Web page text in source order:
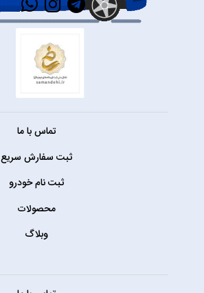
تماس با ما
ثبت سفارش سریع
ثبت نام خودرو
محصولات
وبلاگ